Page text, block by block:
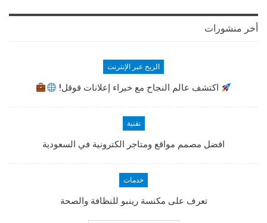
أخر منشورات
الربح عبر الإنترنت
اكتشف عالم النجاح مع خبراء إعلانات قوقل!
تقنية
افضل مصمم مواقع ومتاجر الكترونية في السعودية
خدمات
تعرف على مكنسة رينبو للنظافة والصحة